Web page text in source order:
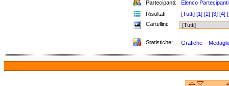
Partecipanti: Elenco Partecipanti
Risultati:
[Tutti] [1] [2] [3] [4]
Cartellini:
Statistiche: Grafiche